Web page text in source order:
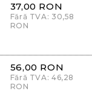
37,00 RON
Fără TVA: 30,58
RON
56,00 RON
Fără TVA: 46,28
RON